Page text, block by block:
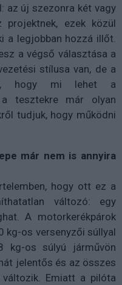
az új szezonra két vagy
ezek közül
a legjobban hozzá illőt.
a végső választása a
stílusa van, de a
hogy mi lehet a
tesztekre már olyan
tudjuk, hogy működni
már nem is annyira
hogy ott ez a
változó: egy
A motorkerékpárok
kg-os versenyzői súllyal
kg-os súlyú járművön
jelentős és az összes
Emiatt a pilóta